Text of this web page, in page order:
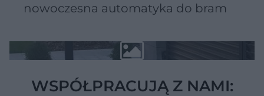
nowoczesna automatyka do bram
WSPÓŁPRACUJĄ Z NAMI: